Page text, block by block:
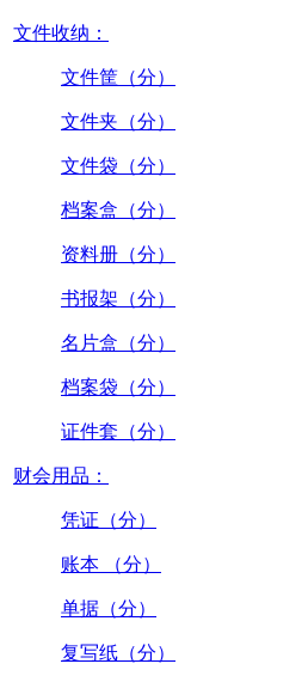
文件收纳：
文件筐（分）
文件夹（分）
文件袋（分）
档案盒（分）
资料册（分）
书报架（分）
名片盒（分）
档案袋（分）
证件套（分）
财会用品：
凭证（分）
账本 （分）
单据（分）
复写纸（分）